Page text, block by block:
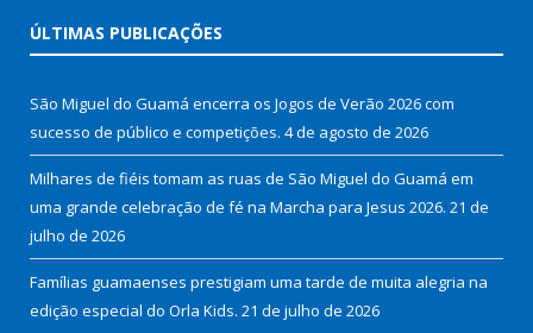
ÚLTIMAS PUBLICAÇÕES
São Miguel do Guamá encerra os Jogos de Verão 2026 com
sucesso de público e competições. 4 de agosto de 2026
Milhares de fiéis tomam as ruas de São Miguel do Guamá em
uma grande celebração de fé na Marcha para Jesus 2026. 21 de
julho de 2026
Famílias guamaenses prestigiam uma tarde de muita alegria na
edição especial do Orla Kids. 21 de julho de 2026